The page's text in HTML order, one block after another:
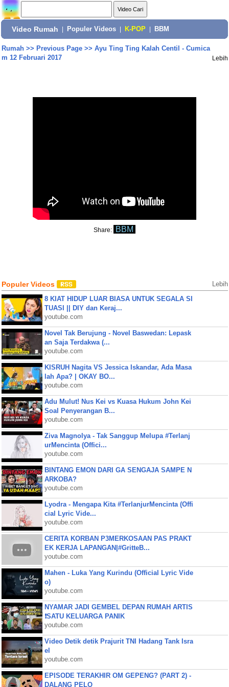
Video Rumah Populer Videos K-POP BBM
Rumah>> Previous Page>> Ayu Ting Ting Kalah Centil - Cumica
m 12 Februari 2017
Lebih
Share: BBM
Populer Videos Lebih
8 KIAT HIDUP LUAR BIASA UNTUK SEGALA SI
TUASI || DIY dan Keraj...
youtube.com
Novel Tak Berujung - Novel Baswedan: Lepask
an Saja Terdakwa (...
youtube.com
KISRUH Nagita VS Jessica Iskandar, Ada Masa
lah Apa? | OKAY BO...
youtube.com
Adu Mulut! Nus Kei vs Kuasa Hukum John Kei
Soal Penyerangan B...
youtube.com
Ziva Magnolya - Tak Sanggup Melupa #Terlanj
urMencinta (Offici...
youtube.com
BINTANG EMON DARI GA SENGAJA SAMPE N
ARKOBA?
youtube.com
Lyodra - Mengapa Kita #TerlanjurMencinta (Offi
cial Lyric Vide...
youtube.com
CERITA KORBAN P3MERKOSAAN PAS PRAKT
EK KERJA LAPANGAN|#GritteB...
youtube.com
Mahen - Luka Yang Kurindu (Official Lyric Vide
o)
youtube.com
NYAMAR JADI GEMBEL DEPAN RUMAH ARTIS
❗SATU KELUARGA PANIK
youtube.com
Video Detik detik Prajurit TNI Hadang Tank Isra
el
youtube.com
EPISODE TERAKHIR OM GEPENG? (PART 2) -
DALANG PELO